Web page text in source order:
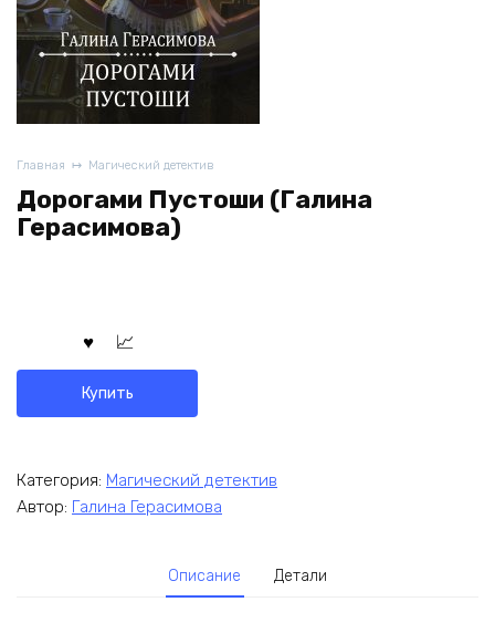
Главная Магический детектив
Дорогами Пустоши (Галина
Герасимова)
Купить
Категория: Магический детектив
Автор: Галина Герасимова
Описание Детали